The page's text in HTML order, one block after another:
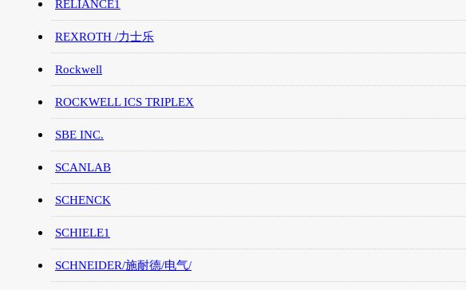
RELIANCE1
REXROTH /力士乐
Rockwell
ROCKWELL ICS TRIPLEX
SBE INC.
SCANLAB
SCHENCK
SCHIELE1
SCHNEIDER/施耐德/电气/